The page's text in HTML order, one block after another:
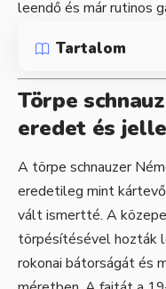
leendő és már rutinos
Tartalom
Törpe
eredet és
A törpe schnauzer
eredetileg mint
vált ismertté. A
törpésítésével hozták
rokonai bátorságát és